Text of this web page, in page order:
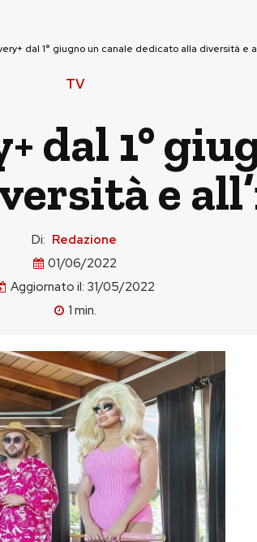
dal 1° giugno un canale dedicato alla diversità e
TV
dal 1°
e
Di: Redazione
01/06/2022
Aggiornato il: 31/05/2022
1 min.